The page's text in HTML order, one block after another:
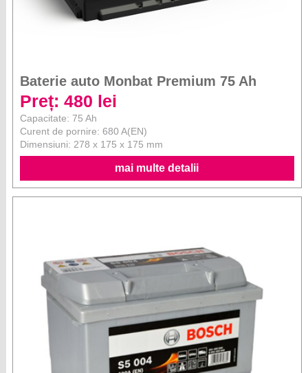
Baterie auto Monbat Premium 75 Ah
Preț: 480 lei
Capacitate: 75 Ah
Curent de pornire: 680 A(EN)
Dimensiuni: 278 x 175 x 175 mm
mai multe detalii